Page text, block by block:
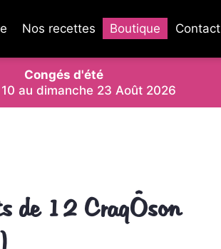
Nos recettes Boutique Contact
Congés d'été
au dimanche 23 Août 2026
de 12 CraqÔson